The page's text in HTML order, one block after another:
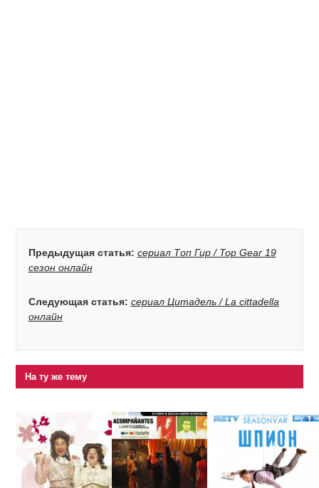
Предыдущая статья: сериал Топ Гир / Top Gear 19
сезон онлайн
Следующая статья: сериал Цитадель / La cittadella
онлайн
На ту же тему